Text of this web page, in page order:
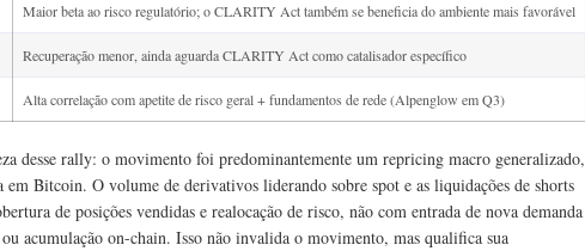
Maior beta ao risco regulatório; o CLARITY Act também se beneficia do ambiente mais favorável
Recuperação menor, ainda aguarda CLARITY Act como catalisador específico
Alta correlação com apetite de risco geral + fundamentos de rede (Alpenglow em Q3)
desse rally: o movimento foi predominantemente um repricing macro generalizado,
em Bitcoin. O volume de derivativos liderando sobre spot e as liquidações de shorts
de posições vendidas e realocação de risco, não com entrada de nova demanda
acumulação on-chain. Isso não invalida o movimento, mas qualifica sua